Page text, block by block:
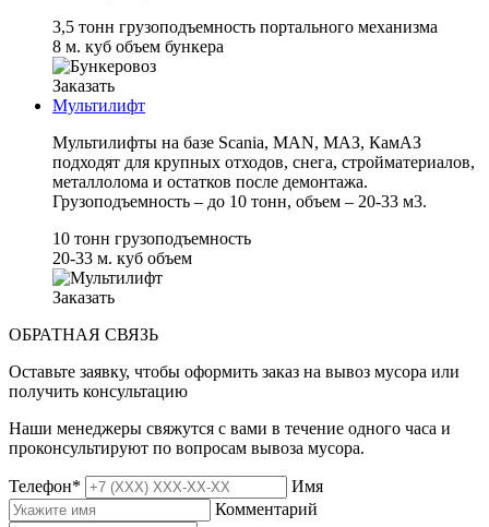
3,5 тонн грузоподъемность портального механизма
8 м. куб объем бункера
Заказать
Мультилифт
Мультилифты на базе Scania, MAN, МАЗ, КамАЗ
подходят для крупных отходов, снега, стройматериалов,
металлолома и остатков после демонтажа.
Грузоподъемность – до 10 тонн, объем – 20-33 м3.
10 тонн грузоподъемность
20-33 м. куб объем
Заказать
ОБРАТНАЯ СВЯЗЬ
Оставьте заявку, чтобы оформить заказ на вывоз мусора или
получить консультацию
Наши менеджеры свяжутся с вами в течение одного часа и
проконсультируют по вопросам вывоза мусора.
Телефон*
Имя
Комментарий